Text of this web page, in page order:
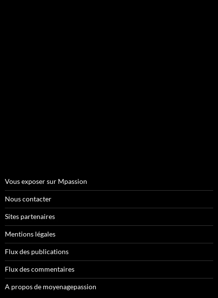
Vous exposer sur Mpassion
Nous contacter
Sites partenaires
Mentions légales
Flux des publications
Flux des commentaires
A propos de moyenagepassion